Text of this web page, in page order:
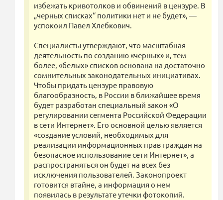
избежать кривотолков и обвинений в цензуре. В
„черных списках“ политики нет и не будет», —
успокоил Павел Хлебкович.
Специалисты утверждают, что масштабная
деятельность по созданию «черных» и, тем
более, «белых» списков основана на достаточно
сомнительных законодательных инициативах.
Чтобы придать цензуре правовую
благообразность, в России в ближайшее время
будет разработан специальный закон «О
регулировании сегмента Российской Федерации
в сети Интернет». Его основной целью является
«создание условий, необходимых для
реализации информационных прав граждан на
безопасное использование сети Интернет», а
распространяться он будет на всех без
исключения пользователей. Законопроект
готовится втайне, а информация о нем
появилась в результате утечки фотокопий.